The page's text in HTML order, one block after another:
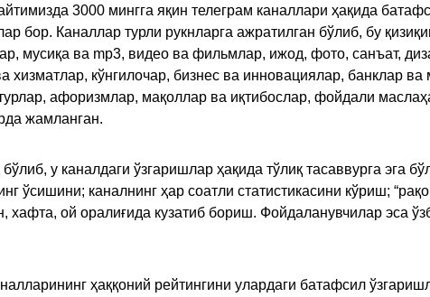
3000 мингга яқин телеграм каналлари ҳақида
бор. Каналлар турли рукнларга ажратилган бўлиб, бу
мусиқа ва mp3, видео ва фильмлар, ижод, фото, санъат,
кўнгилочар, бизнес ва инновациялар, банклар ва
афоризмлар, мақоллар ва иқтибослар, фойдали
жамланган.
у каналдаги ўзгаришлар ҳақида тўлиқ тасаввурга эга
каналнинг ҳар соатли статистикасини кўриш;
ой оралиғида кузатиб бориш. Фойдаланувчилар эса
ҳаққоний рейтингини улардаги батафсил